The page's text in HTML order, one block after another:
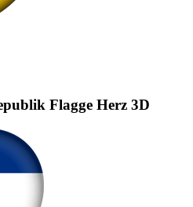
Flagge Herz 3D